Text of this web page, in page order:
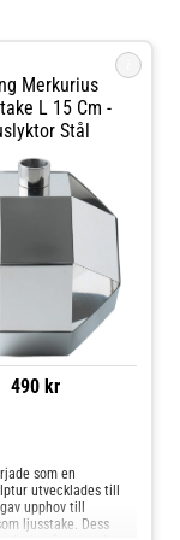
Merkurius
L 15 Cm -
Stål
490 kr
som en
utvecklades till
upphov till
ljusstake. Dess